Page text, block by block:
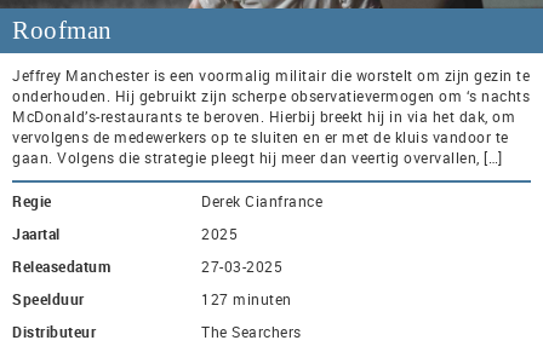
Roofman
Jeffrey Manchester is een voormalig militair die worstelt om zijn gezin te
onderhouden. Hij gebruikt zijn scherpe observatievermogen om ‘s nachts
McDonald’s-restaurants te beroven. Hierbij breekt hij in via het dak, om
vervolgens de medewerkers op te sluiten en er met de kluis vandoor te
gaan. Volgens die strategie pleegt hij meer dan veertig overvallen, […]
Regie
Derek Cianfrance
Jaartal
2025
Releasedatum
27-03-2025
Speelduur
127 minuten
Distributeur
The Searchers